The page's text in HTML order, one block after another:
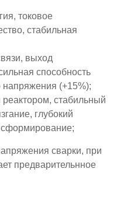
токовое
стабильная
выход
способность
напряжения (+15%);
стабильный
глубокий
сварки, при
предварительнное